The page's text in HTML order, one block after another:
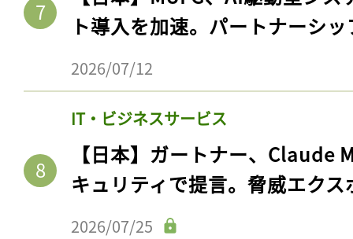
ト導入を加速。パートナーシ
2026/07/12
IT・ビジネスサービス
【日本】ガートナー、Claude
キュリティで提言。脅威エク
2026/07/25